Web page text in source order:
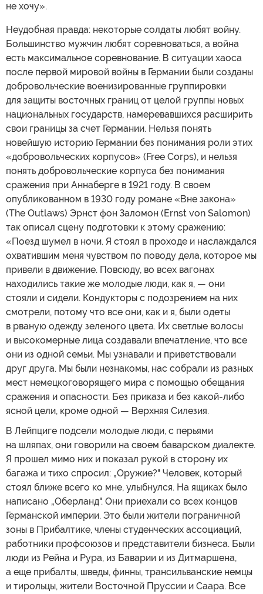
не хочу».
Неудобная правда: некоторые солдаты любят войну.
Большинство мужчин любят соревноваться, а война
есть максимальное соревнование. В ситуации хаоса
после первой мировой войны в Германии были созданы
добровольческие военизированные группировки
для защиты восточных границ от целой группы новых
национальных государств, намеревавшихся расширить
свои границы за счет Германии. Нельзя понять
новейшую историю Германии без понимания роли этих
«добровольческих корпусов» (Free Corps), и нельзя
понять добровольческие корпуса без понимания
сражения при Аннаберге в 1921 году. В своем
опубликованном в 1930 году романе «Вне закона»
(The Outlaws) Эрнст фон Заломон (Ernst von Salomon)
так описал сцену подготовки к этому сражению:
«Поезд шумел в ночи. Я стоял в проходе и наслаждался
охватившим меня чувством по поводу дела, которое мы
привели в движение. Повсюду, во всех вагонах
находились такие же молодые люди, как я, — они
стояли и сидели. Кондукторы с подозрением на них
смотрели, потому что все они, как и я, были одеты
в рваную одежду зеленого цвета. Их светлые волосы
и высокомерные лица создавали впечатление, что все
они из одной семьи. Мы узнавали и приветствовали
друг друга. Мы были незнакомы, нас собрали из разных
мест немецкоговорящего мира с помощью обещания
сражения и опасности. Без приказа и без какой-либо
ясной цели, кроме одной — Верхняя Силезия.
В Лейпциге подсели молодые люди, с перьями
на шляпах, они говорили на своем баварском диалекте.
Я прошел мимо них и показал рукой в сторону их
багажа и тихо спросил: „Оружие?" Человек, который
стоял ближе всего ко мне, улыбнулся. На ящиках было
написано „Оберланд". Они приехали со всех концов
Германской империи. Это были жители пограничной
зоны в Прибалтике, члены студенческих ассоциаций,
работники профсоюзов и представители бизнеса. Были
люди из Рейна и Рура, из Баварии и из Дитмаршена,
а еще прибалты, шведы, финны, трансильванские немцы
и тирольцы, жители Восточной Пруссии и Саара. Все